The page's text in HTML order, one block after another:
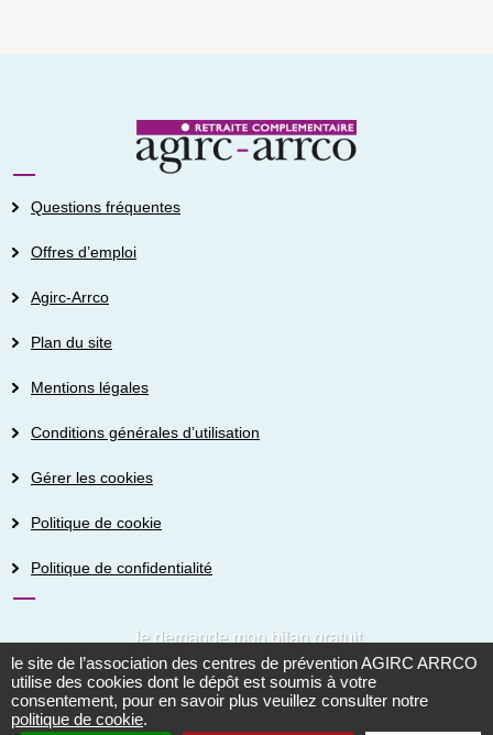
Questions fréquentes
Offres d’emploi
Agirc-Arrco
Plan du site
Mentions légales
Conditions générales d’utilisation
Gérer les cookies
Politique de cookie
Politique de confidentialité
Je demande mon bilan gratuit
Je prends contact
le site de l’association des centres de prévention AGIRC ARRCO
utilise des cookies dont le dépôt est soumis à votre
consentement, pour en savoir plus veuillez consulter notre
politique de cookie.